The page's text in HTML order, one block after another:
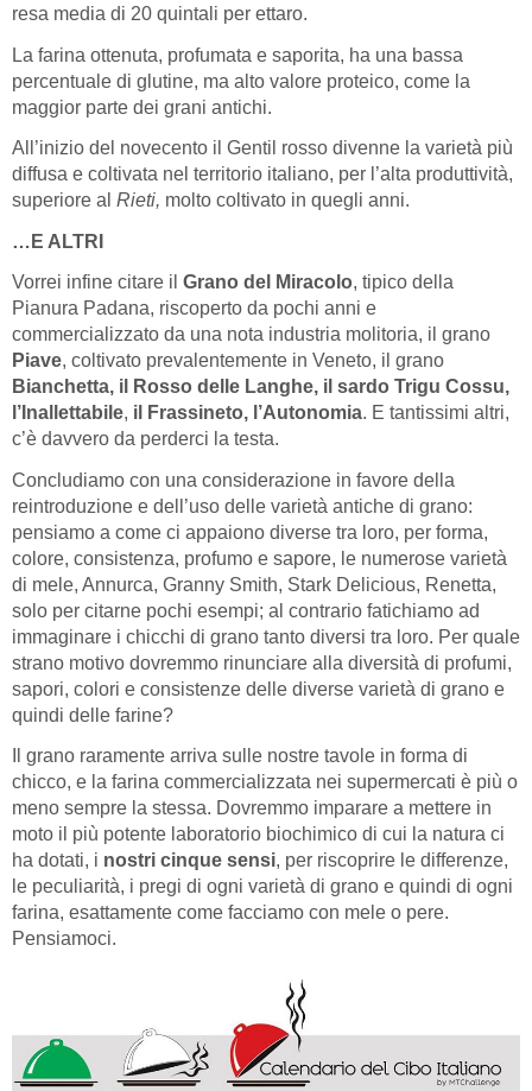
resa media di 20 quintali per ettaro.
La farina ottenuta, profumata e saporita, ha una bassa
percentuale di glutine, ma alto valore proteico, come la
maggior parte dei grani antichi.
All’inizio del novecento il Gentil rosso divenne la varietà più
diffusa e coltivata nel territorio italiano, per l’alta produttività,
superiore al Rieti, molto coltivato in quegli anni.
…E ALTRI
Vorrei infine citare il Grano del Miracolo, tipico della
Pianura Padana, riscoperto da pochi anni e
commercializzato da una nota industria molitoria, il grano
Piave, coltivato prevalentemente in Veneto, il grano
Bianchetta, il Rosso delle Langhe, il sardo Trigu Cossu,
l’Inallettabile, il Frassineto, l’Autonomia. E tantissimi altri,
c’è davvero da perderci la testa.
Concludiamo con una considerazione in favore della
reintroduzione e dell’uso delle varietà antiche di grano:
pensiamo a come ci appaiono diverse tra loro, per forma,
colore, consistenza, profumo e sapore, le numerose varietà
di mele, Annurca, Granny Smith, Stark Delicious, Renetta,
solo per citarne pochi esempi; al contrario fatichiamo ad
immaginare i chicchi di grano tanto diversi tra loro. Per quale
strano motivo dovremmo rinunciare alla diversità di profumi,
sapori, colori e consistenze delle diverse varietà di grano e
quindi delle farine?
Il grano raramente arriva sulle nostre tavole in forma di
chicco, e la farina commercializzata nei supermercati è più o
meno sempre la stessa. Dovremmo imparare a mettere in
moto il più potente laboratorio biochimico di cui la natura ci
ha dotati, i nostri cinque sensi, per riscoprire le differenze,
le peculiarità, i pregi di ogni varietà di grano e quindi di ogni
farina, esattamente come facciamo con mele o pere.
Pensiamoci.